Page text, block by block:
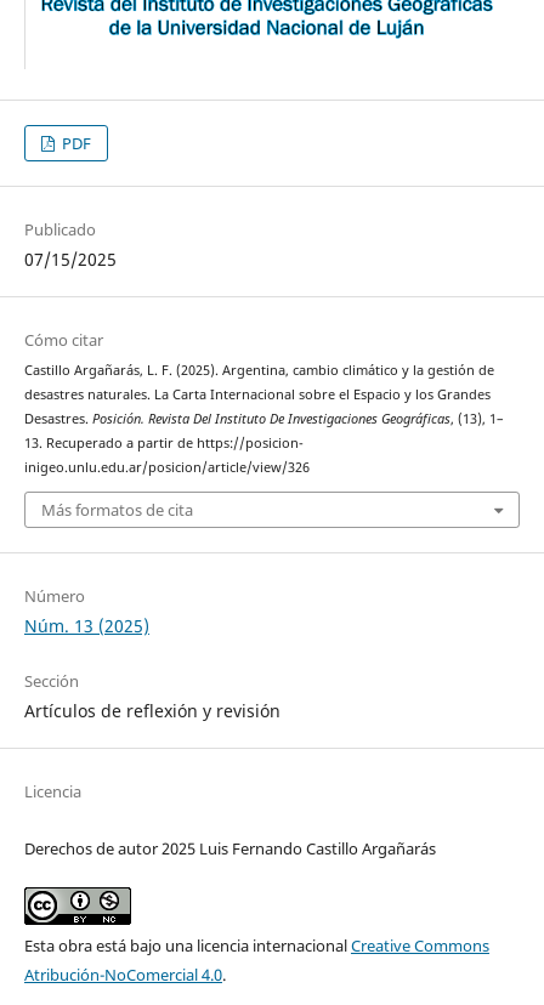
PDF
Publicado
07/15/2025
Cómo citar
Castillo Argañarás, L. F. (2025). Argentina, cambio climático y la gestión de
desastres naturales. La Carta Internacional sobre el Espacio y los Grandes
Desastres. Posición. Revista Del Instituto De Investigaciones Geográficas, (13), 1–
13. Recuperado a partir de https://posicion-
inigeo.unlu.edu.ar/posicion/article/view/326
Más formatos de cita
Número
Núm. 13 (2025)
Sección
Artículos de reflexión y revisión
Licencia
Derechos de autor 2025 Luis Fernando Castillo Argañarás
Esta obra está bajo una licencia internacionalCreative Commons
Atribución-NoComercial 4.0.